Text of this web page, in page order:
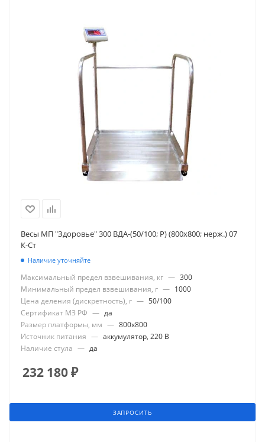
Весы МП "Здоровье" 300 ВДА-(50/100; Р) (800х800; нерж.) 07
К-Ст
Наличие уточняйте
Максимальный предел взвешивания, кг — 300
Минимальный предел взвешивания, г — 1000
Цена деления (дискретность), г — 50/100
Сертификат МЗ РФ — да
Размер платформы, мм — 800x800
Источник питания — аккумулятор, 220 В
Наличие стула — да
232 180₽
ЗАПРОСИТЬ